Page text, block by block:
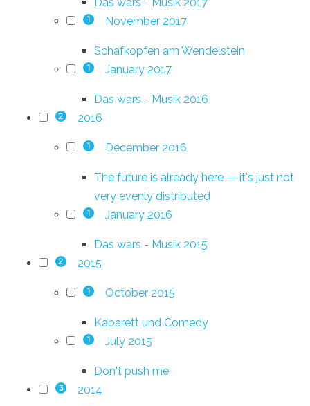
1 November 2017
Schafkopfen am Wendelstein
1 January 2017
Das wars - Musik 2016
2 2016
1 December 2016
The future is already here — it's just not
very evenly distributed
1 January 2016
Das wars - Musik 2015
2 2015
1 October 2015
Kabarett und Comedy
1 July 2015
Don't push me
3 2014